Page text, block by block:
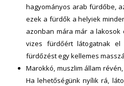
hagyományos arab fürdőbe,
ezek a fürdők a helyiek
azonban mára már a
vizes fürdőért látogatnak
fürdőzést egy kellemes
Marokkó, muszlim állam
Ha lehetőségünk nyílik rá,